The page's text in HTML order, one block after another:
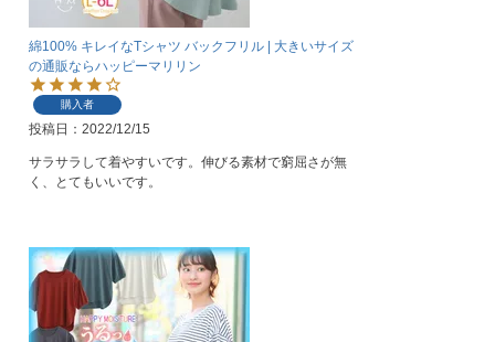
綿100% キレイなTシャツ バックフリル | 大きいサイズ
の通販ならハッピーマリリン
購入者
投稿日 2022/12/15
サラサラして着やすいです。伸びる素材で窮屈さが無
く、とてもいいです。